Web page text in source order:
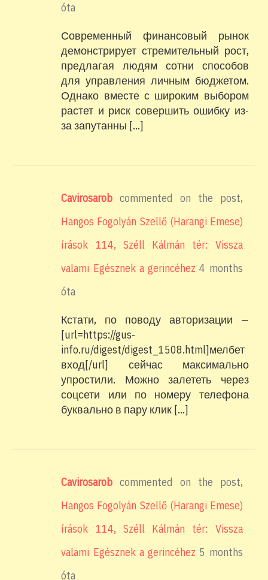
óta
Современный финансовый рынок
демонстрирует стремительный рост,
предлагая людям сотни способов
для управления личным бюджетом.
Однако вместе с широким выбором
растет и риск совершить ошибку из-
за запутанны […]
Cavirosarob commented on the post,
Hangos Fogolyán Szellő (Harangi Emese)
írások 114, Széll Kálmán tér: Vissza
valami Egésznek a gerincéhez 4 months
óta
Кстати, по поводу авторизации —
[url=https://gus-
info.ru/digest/digest_1508.html]мелбет
вход[/url] сейчас максимально
упростили. Можно залететь через
соцсети или по номеру телефона
буквально в пару клик […]
Cavirosarob commented on the post,
Hangos Fogolyán Szellő (Harangi Emese)
írások 114, Széll Kálmán tér: Vissza
valami Egésznek a gerincéhez 5 months
óta